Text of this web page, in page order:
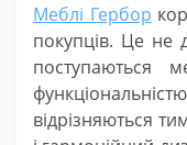
Меблі Гербор
покупців. Це не
поступаються
відрізняються